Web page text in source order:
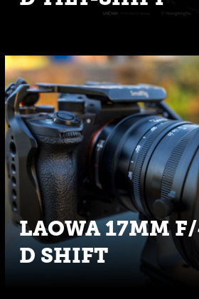
LAOWA 17MM
D SHIFT